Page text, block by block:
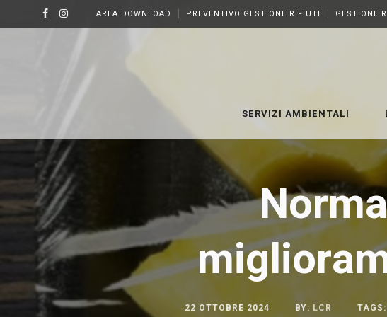
AREA DOWNLOAD PREVENTIVO GESTIONE RIFIUTI GESTIONE
SERVIZI AMBIENTALI
22 OTTOBRE 2024 BY: LCR TAGS: